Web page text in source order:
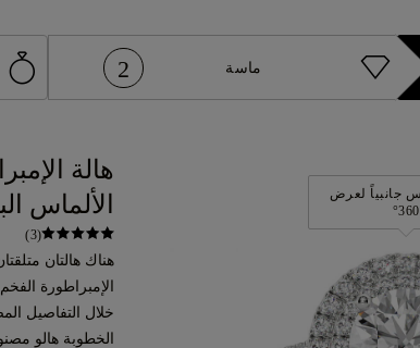
2 ماسة
جانبياً لعرض
360°
هالة
الألماس
(3)
هناك هالتان
الإمبراطورة
خلال التفاصيل
الخطوبة هالو